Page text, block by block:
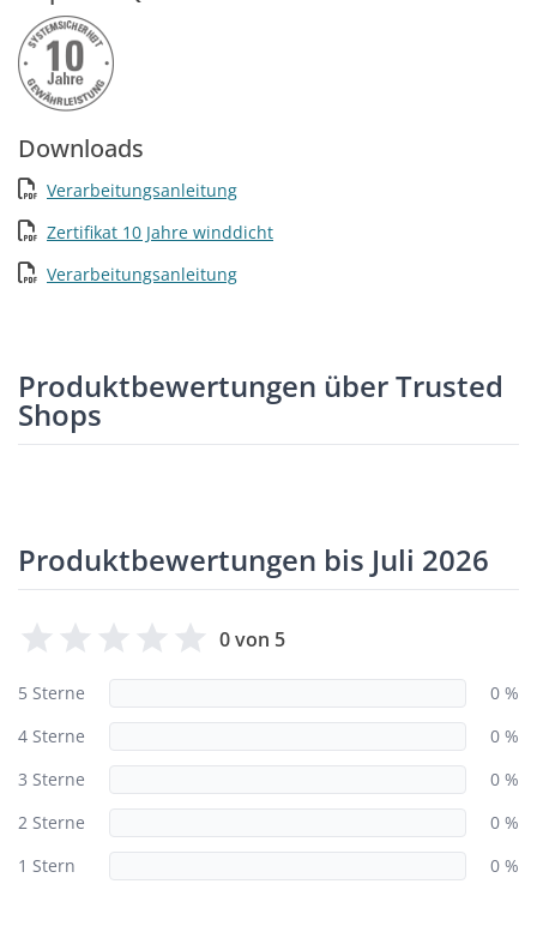
Downloads
Verarbeitungsanleitung
Zertifikat 10 Jahre winddicht
Verarbeitungsanleitung
Produktbewertungen über Trusted
Shops
Produktbewertungen bis Juli 2026
0 von 5
5 Sterne
0 %
4 Sterne
0 %
3 Sterne
0 %
2 Sterne
0 %
1 Stern
0 %